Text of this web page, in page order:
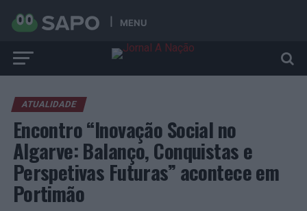
MENU
ATUALIDADE
Encontro “Inovação Social no
Algarve: Balanço, Conquistas e
Perspetivas Futuras” acontece em
Portimão